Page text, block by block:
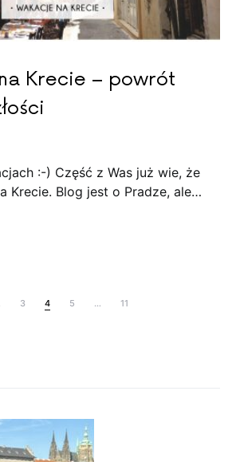
Krecie – powrót
:-) Część z Was już wie, że
Krecie. Blog jest o Pradze, ale…
wpisów
3 4 5 …
11